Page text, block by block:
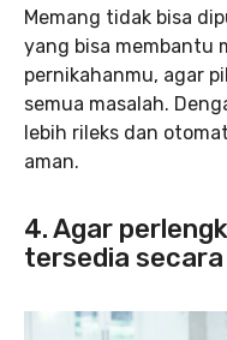
Memang tidak bisa
yang bisa membantu
pernikahanmu, agar
semua masalah.
lebih rileks dan
aman.
4. Agar
tersedia